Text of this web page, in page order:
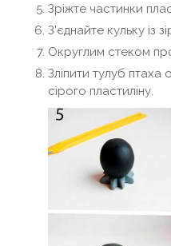
Зріжте частинки
З'єднайте кульку із
Округлим стеком
Зліпити тулуб
сірого пластиліну.